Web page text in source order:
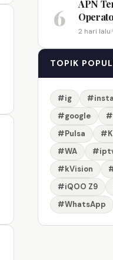
6
APN
2 hari lalu·
TOPIK
#ig
#google
#Pulsa
#WA
#kVision
#iQOO Z9
#WhatsApp